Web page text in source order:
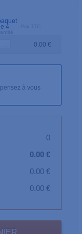
4
0.00 €
à vous
0
0.00 €
0.00 €
0.00 €